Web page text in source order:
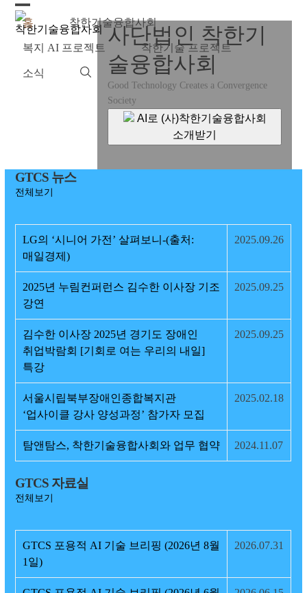
Skip
홈 착한기술융합사회
복지 AI 프로젝트 착한기술 프로젝트
소식
Open
mobile
menu
Close
mobile
menu
사단법인 착한기
술융합사회
Good Technology Creates a Convergence
Society
AI로 (사)착한기술융합사회
소개받기
GTCS 뉴스
전체보기
LG의 ‘시니어 가전’ 살펴보니-(출처:
매일경제)
2025.09.26
2025년 누림컨퍼런스 김수한 이사장 기조
강연
2025.09.25
김수한 이사장 2025년 경기도 장애인
취업박람회 [기회로 여는 우리의 내일]
특강
2025.09.25
서울시립북부장애인종합복지관
‘업사이클 강사 양성과정’ 참가자 모집
2025.02.18
탐앤탐스, 착한기술융합사회와 업무 협약 2024.11.07
GTCS 자료실
전체보기
GTCS 포용적 AI 기술 브리핑 (2026년 8월
1일)
2026.07.31